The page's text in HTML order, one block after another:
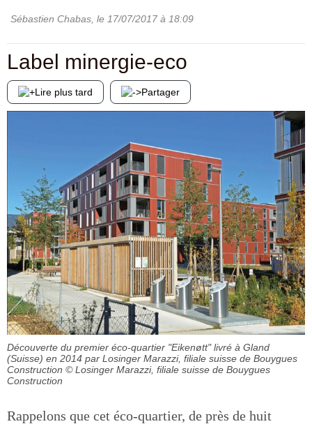
Sébastien Chabas , le 17/07/2017 à 18:09
Label minergie-eco
Lire plus tard Partager
Découverte du premier éco-quartier "Eikenøtt" livré à Gland
(Suisse) en 2014 par Losinger Marazzi, filiale suisse de Bouygues
Construction © Losinger Marazzi, filiale suisse de Bouygues
Construction
Rappelons que cet éco-quartier, de près de huit